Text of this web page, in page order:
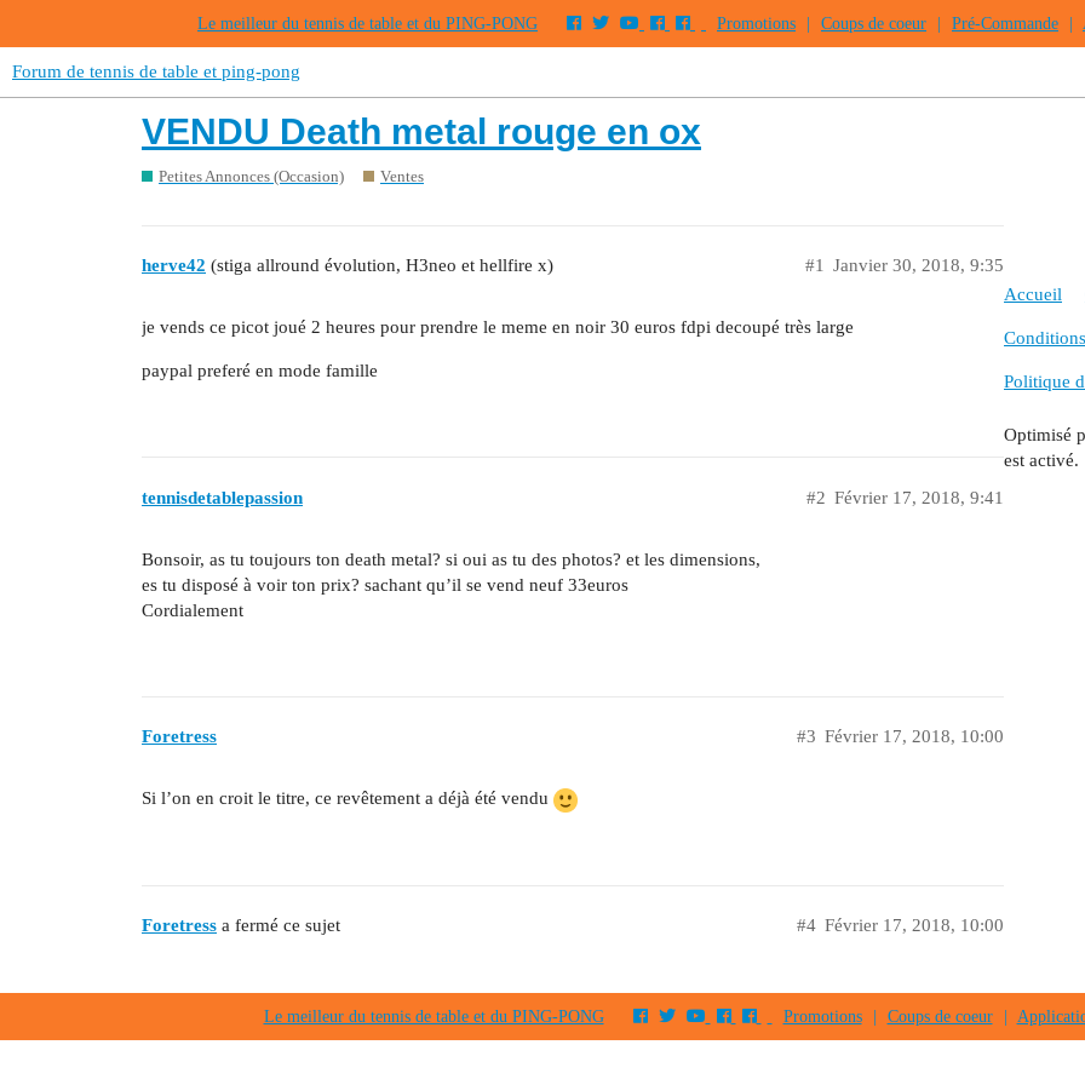
Le meilleur du tennis de table et du PING-PONG Promotions Coups de coeur Pré-Commande
Forum de tennis de table et ping-pong
VENDU Death metal rouge en ox
Petites Annonces (Occasion) Ventes
herve42 (stiga allround évolution, H3neo et hellfire x) Janvier 30, 2018, 9:35
#1
je vends ce picot joué 2 heures pour prendre le meme en noir 30 euros fdpi decoupé très large
paypal preferé en mode famille
tennisdetablepassion Février 17, 2018, 9:41
#2
Bonsoir, as tu toujours ton death metal? si oui as tu des photos? et les dimensions,
es tu disposé à voir ton prix? sachant qu’il se vend neuf 33euros
Cordialement
Foretress Février 17, 2018, 10:00
#3
Si l’on en croit le titre, ce revêtement a déjà été vendu
Foretress a fermé ce sujet Février 17, 2018, 10:00
#4
Accueil
Politique
Optimisé
est activé.
Le meilleur du tennis de table et du PING-PONG Promotions Coups de coeur